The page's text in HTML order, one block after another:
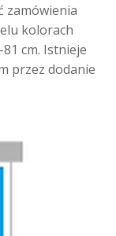
zamówienia
kolorach
cm. Istnieje
przez dodanie